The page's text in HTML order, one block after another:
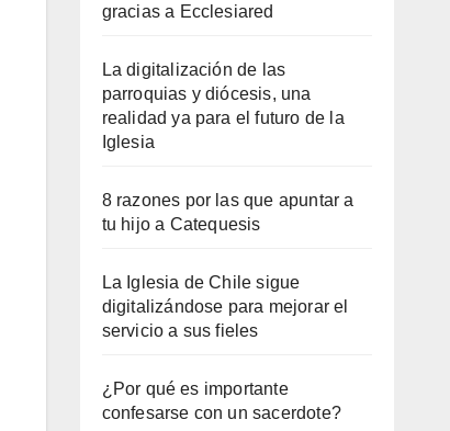
gracias a Ecclesiared
La digitalización de las
parroquias y diócesis, una
realidad ya para el futuro de la
Iglesia
8 razones por las que apuntar a
tu hijo a Catequesis
La Iglesia de Chile sigue
digitalizándose para mejorar el
servicio a sus fieles
¿Por qué es importante
confesarse con un sacerdote?